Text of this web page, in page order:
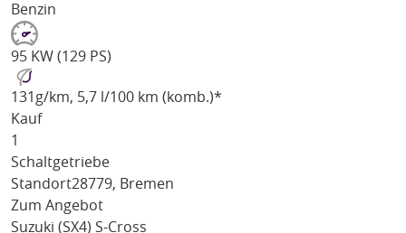
Benzin
95 KW (129 PS)
131 g/km, 5,7 l/100 km (komb.)*
Kauf
1
Schaltgetriebe
Standort28779, Bremen
Zum Angebot
Suzuki (SX4) S-Cross